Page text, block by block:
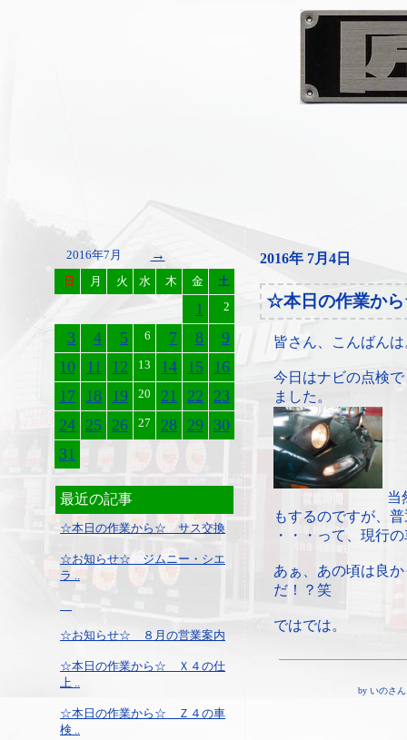
2016年7月 →
日 月 火 水 木 金 土
1 2
3 4 5 6 7 8
9
10
11 12 13 14 15 16
17 18 19 20 21 22 23
24 25 26 27 28 29 30
31
最近の記事
☆本日の作業から☆ サス交換
☆お知らせ☆ ジムニー・シエ
ラ ..
☆お知らせ☆ ８月の営業案内
☆本日の作業から☆ Ｘ４の仕
上 ..
☆本日の作業から☆ Ｚ４の車
検 ..
2016年 7月4日
☆本日の作業か
皆さん、こんばんは
今日はナビの点検
ました。
当
もするのですが、
・・・って、現行
あぁ、あの頃は良
だ！？笑
ではでは。
by いのさん